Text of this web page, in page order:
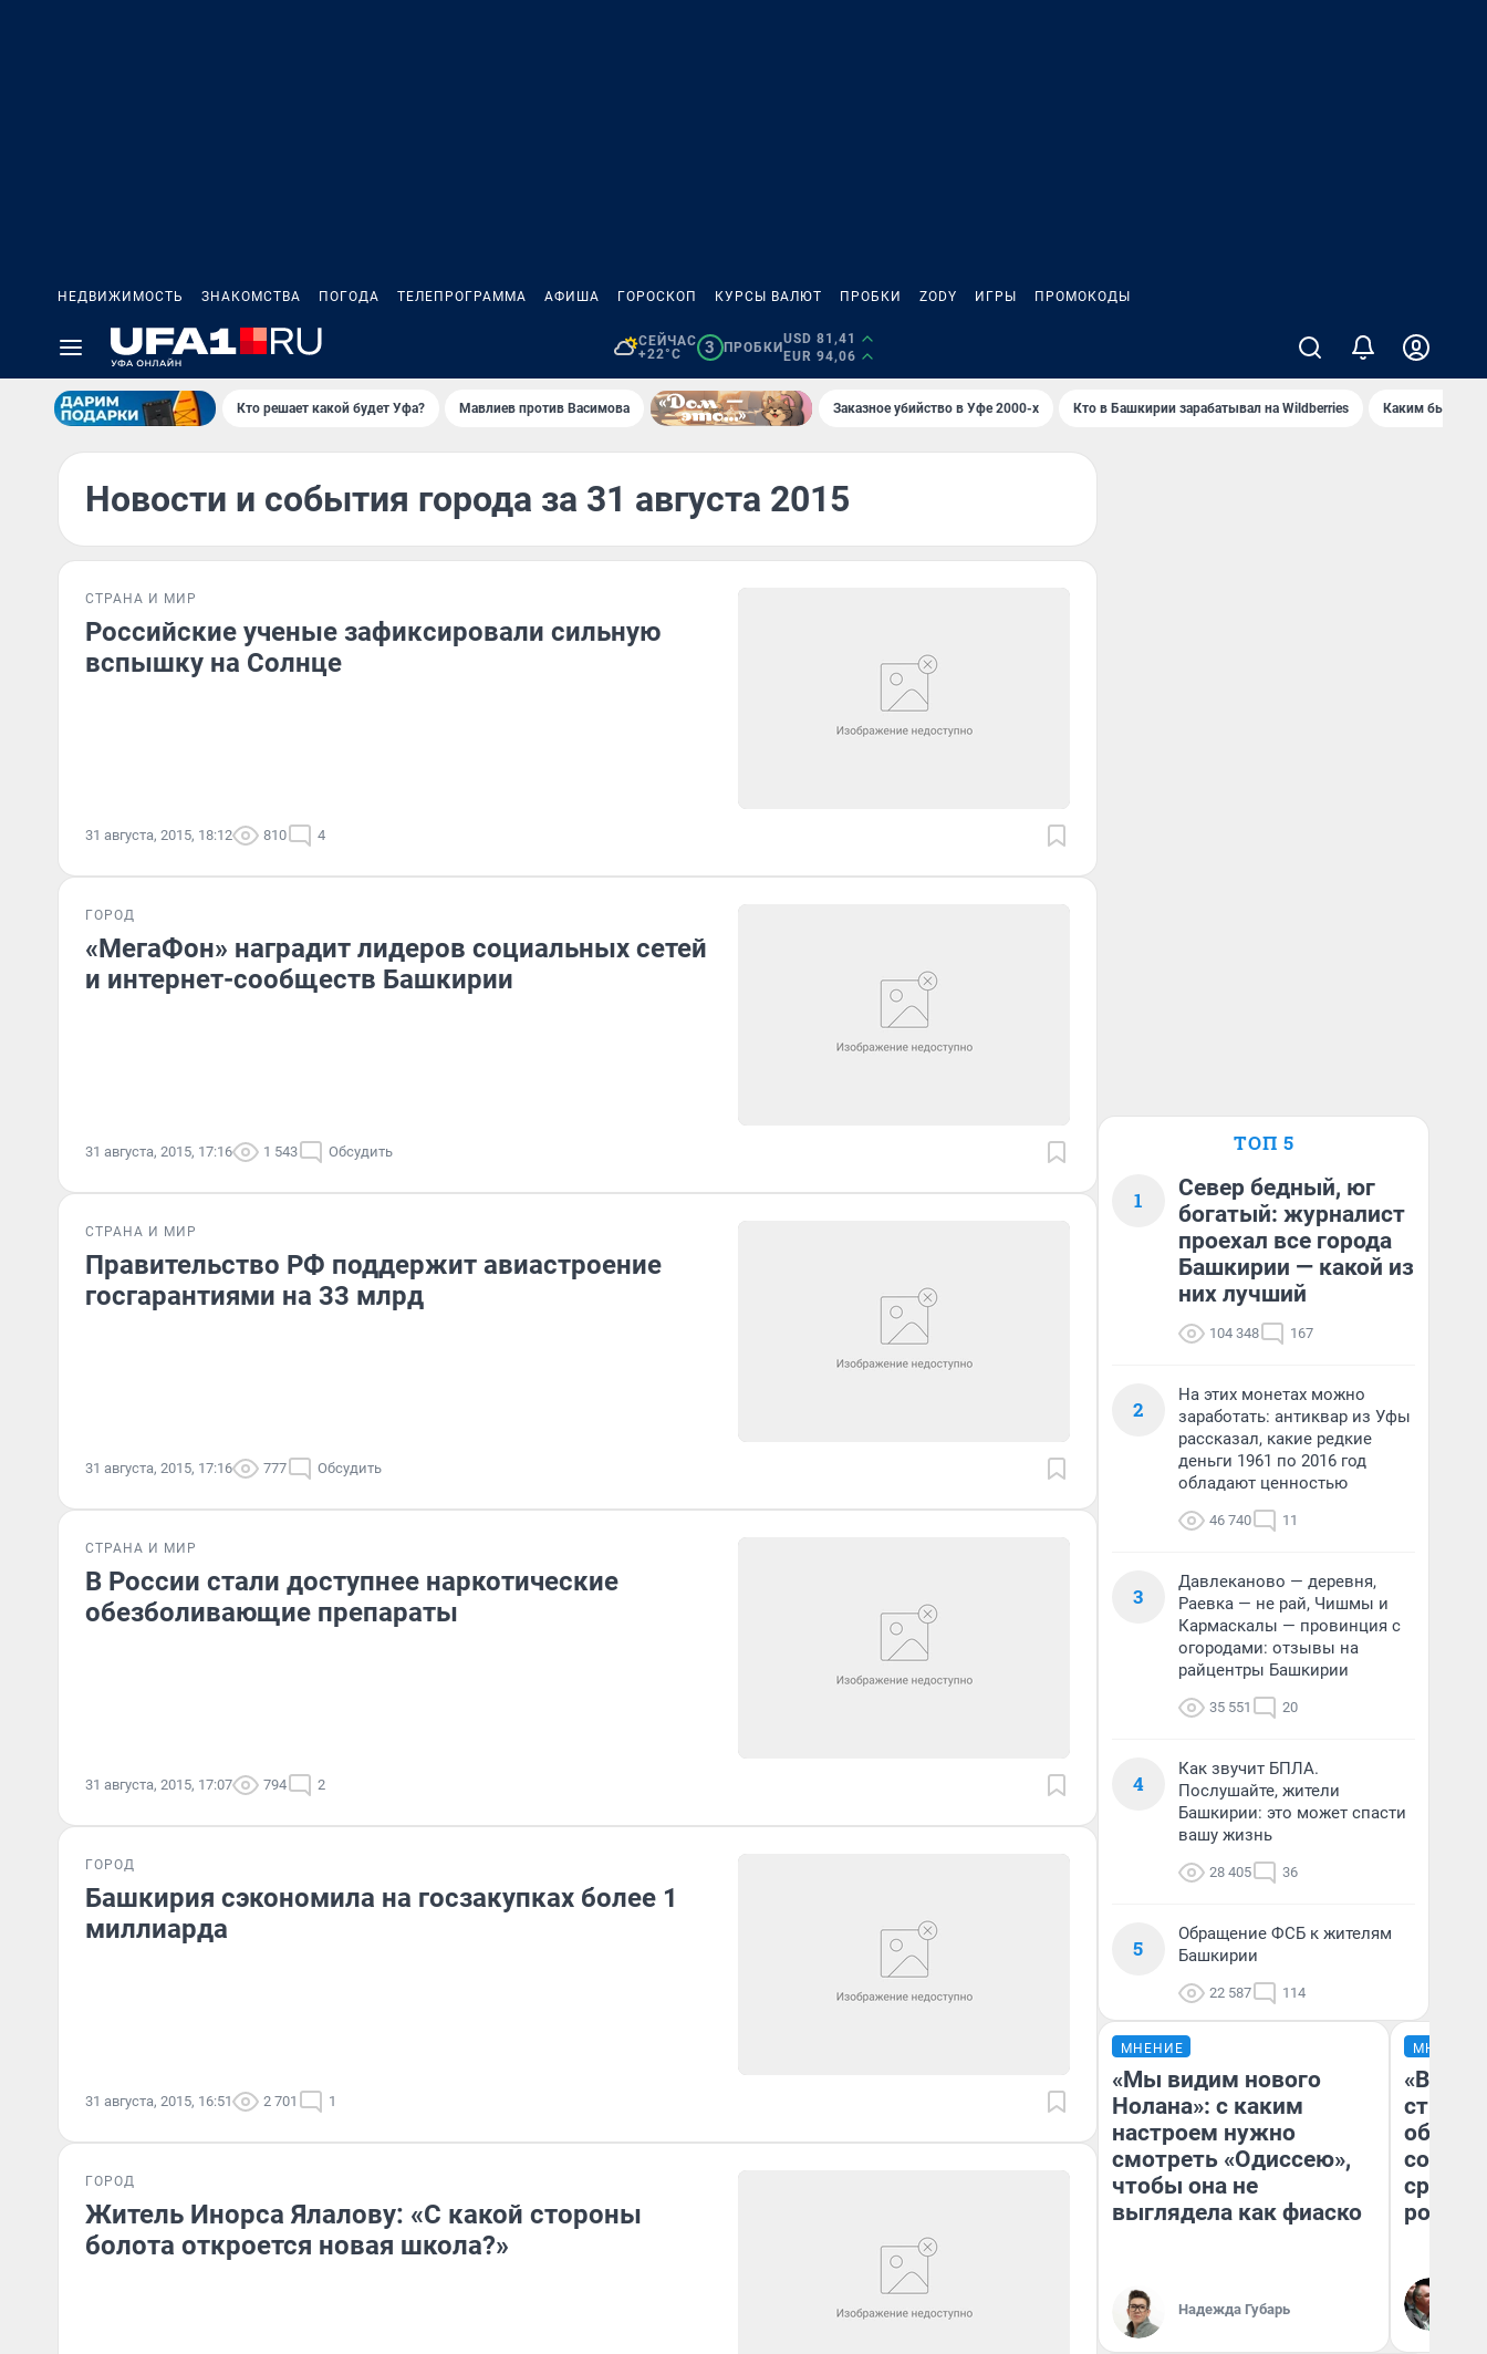
НЕДВИЖИМОСТЬ ЗНАКОМСТВА ПОГОДА ТЕЛЕПРОГРАММА АФИША ГОРОСКОП КУРСЫ ВАЛЮТ ПРОБКИ ZODY ИГРЫ ПРОМОКОДЫ
СЕЙЧАС
+22°C
3 ПРОБКИ
USD 81,41
EUR 94,06
Кто решает какой будет Уфа? Мавлиев против Васимова Заказное убийство в Уфе 2000-х Кто в Башкирии зарабатывал на Wildberries Каким было
Новости и события города за 31 августа 2015
СТРАНА И МИР
Российские ученые зафиксировали сильную
вспышку на Солнце
31 августа, 2015, 18:12 810 4
ГОРОД
«МегаФон» наградит лидеров социальных сетей
и интернет-сообществ Башкирии
31 августа, 2015, 17:16 1 543 Обсудить
СТРАНА И МИР
Правительство РФ поддержит авиастроение
госгарантиями на 33 млрд
31 августа, 2015, 17:16 777 Обсудить
СТРАНА И МИР
В России стали доступнее наркотические
обезболивающие препараты
31 августа, 2015, 17:07 794 2
ГОРОД
Башкирия сэкономила на госзакупках более 1
миллиарда
31 августа, 2015, 16:51 2 701 1
ГОРОД
Житель Инорса Ялалову: «С какой стороны
болота откроется новая школа?»
ТОП 5
1
Север бедный, юг
богатый: журналист
проехал все города
Башкирии — какой из
них лучший
104 348 167
2
На этих монетах можно
заработать: антиквар из Уфы
рассказал, какие редкие
деньги 1961 по 2016 год
обладают ценностью
46 740 11
3
Давлеканово — деревня,
Раевка — не рай, Чишмы и
Кармаскалы — провинция с
огородами: отзывы на
райцентры Башкирии
35 551 20
4
Как звучит БПЛА.
Послушайте, жители
Башкирии: это может спасти
вашу жизнь
28 405 36
5
Обращение ФСБ к жителям
Башкирии
22 587 114
МНЕНИЕ
«Мы видим нового
Нолана»: с каким
настроем нужно
смотреть «Одиссею»,
чтобы она не
выглядела как фиаско
Надежда Губарь
МНЕНИЕ
«В